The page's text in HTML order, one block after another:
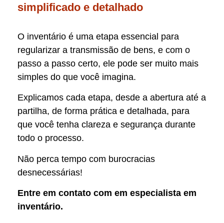
simplificado e detalhado
O inventário é uma etapa essencial para
regularizar a transmissão de bens, e com o
passo a passo certo, ele pode ser muito mais
simples do que você imagina.
Explicamos cada etapa, desde a abertura até a
partilha, de forma prática e detalhada, para
que você tenha clareza e segurança durante
todo o processo.
Não perca tempo com burocracias
desnecessárias!
Entre em contato com em especialista em
inventário.